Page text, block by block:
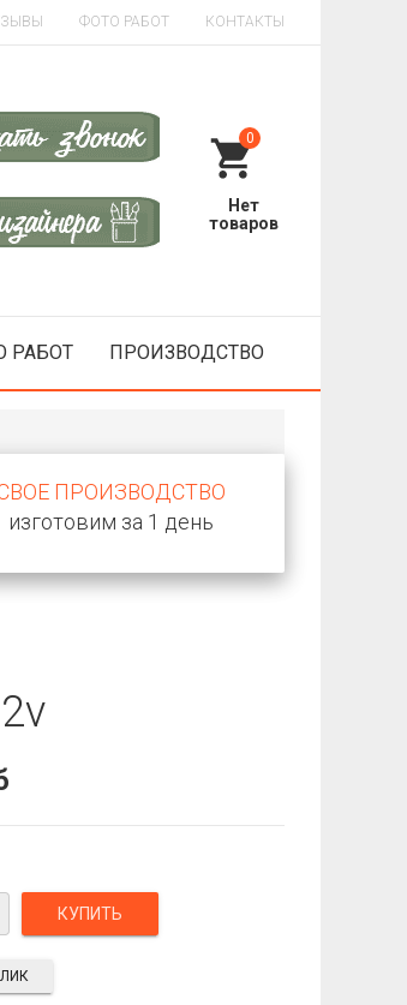
ФОТО РАБОТ КОНТАКТЫ
0
РАБОТ ПРОИЗВОДСТВО
ПРОИЗВОДСТВО
изготовим за 1 день